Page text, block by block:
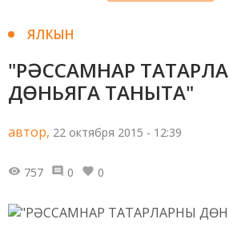
ЯЛКЫН
"РӘССАМНАР
ДӨНЬЯГА ТАНЫТА"
автор, 22 октября 2015 - 12:39
757 0 0